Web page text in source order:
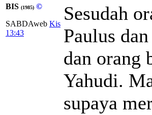
BIS (1985) ©
SABDAweb Kis
13:43
Sesudah
Paulus
dan orang
Yahudi.
supaya